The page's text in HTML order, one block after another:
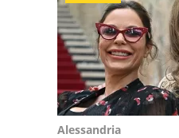
Alessandria